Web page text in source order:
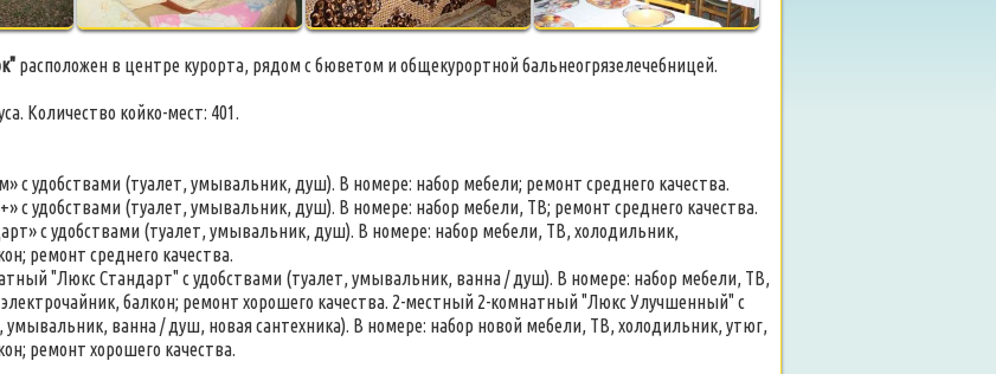
расположен в центре курорта, рядом с бюветом и общекурортной бальнеогрязелечебницей.
Количество койко-мест: 401.
с удобствами (туалет, умывальник, душ). В номере: набор мебели; ремонт среднего качества.
с удобствами (туалет, умывальник, душ). В номере: набор мебели, ТВ; ремонт среднего качества.
с удобствами (туалет, умывальник, душ). В номере: набор мебели, ТВ, холодильник,
ремонт среднего качества.
"Люкс Стандарт" с удобствами (туалет, умывальник, ванна / душ). В номере: набор мебели, ТВ,
балкон; ремонт хорошего качества. 2-местный 2-комнатный "Люкс Улучшенный" с
умывальник, ванна / душ, новая сантехника). В номере: набор новой мебели, ТВ, холодильник, утюг,
ремонт хорошего качества.